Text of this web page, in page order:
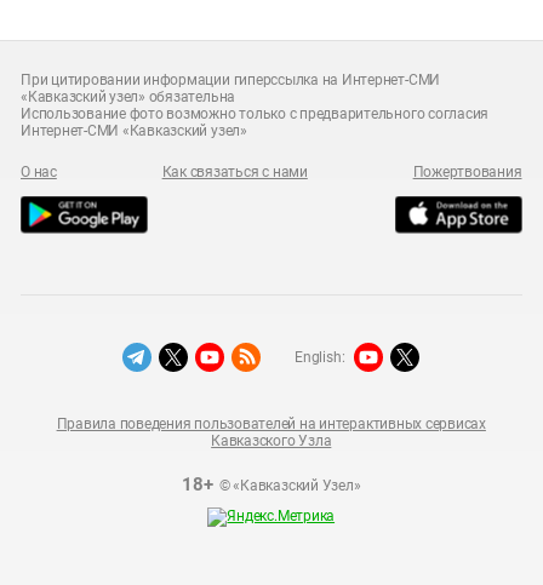
При цитировании информации гиперссылка на Интернет-СМИ
«Кавказский узел» обязательна
Использование фото возможно только с предварительного согласия
Интернет-СМИ «Кавказский узел»
О нас Как связаться с нами Пожертвования
18+© «Кавказский Узел»
Правила поведения пользователей на интерактивных сервисах
Кавказского Узла
English: